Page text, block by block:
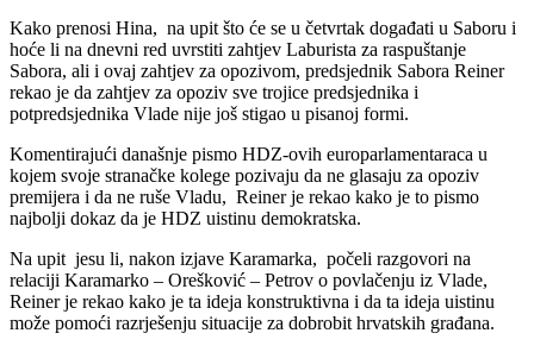
Kako prenosi Hina, na upit što će se u četvrtak događati u Saboru i
hoće li na dnevni red uvrstiti zahtjev Laburista za raspuštanje
Sabora, ali i ovaj zahtjev za opozivom, predsjednik Sabora Reiner
rekao je da zahtjev za opoziv sve trojice predsjednika i
potpredsjednika Vlade nije još stigao u pisanoj formi.
Komentirajući današnje pismo HDZ-ovih europarlamentaraca u
kojem svoje stranačke kolege pozivaju da ne glasaju za opoziv
premijera i da ne ruše Vladu, Reiner je rekao kako je to pismo
najbolji dokaz da je HDZ uistinu demokratska.
Na upit jesu li, nakon izjave Karamarka, počeli razgovori na
relaciji Karamarko – Orešković – Petrov o povlačenju iz Vlade,
Reiner je rekao kako je ta ideja konstruktivna i da ta ideja uistinu
može pomoći razrješenju situacije za dobrobit hrvatskih građana.